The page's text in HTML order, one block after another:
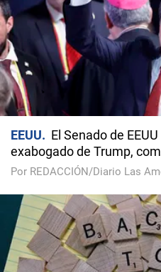
EEUU
El Senado de
exabogado de Trump,
Por REDACCIÓN/Diario Las